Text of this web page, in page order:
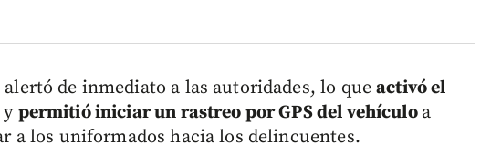
de inmediato a las autoridades, lo queactivó el
ypermitió iniciar un rastreo por GPS del vehículo a
a los uniformados hacia los delincuentes.